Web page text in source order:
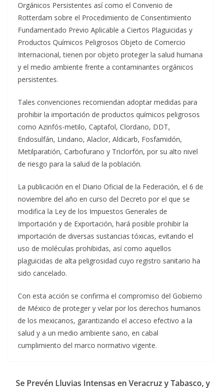
Orgánicos Persistentes así como el Convenio de
Rotterdam sobre el Procedimiento de Consentimiento
Fundamentado Previo Aplicable a Ciertos Plaguicidas y
Productos Químicos Peligrosos Objeto de Comercio
Internacional, tienen por objeto proteger la salud humana
y el medio ambiente frente a contaminantes orgánicos
persistentes.
Tales convenciones recomiendan adoptar medidas para
prohibir la importación de productos químicos peligrosos
como Azinfós-metilo, Captafol, Clordano, DDT,
Endosulfán, Lindano, Alaclor, Aldicarb, Fosfamidón,
Metilparatión, Carbofurano y Triclorfón, por su alto nivel
de riesgo para la salud de la población.
La publicación en el Diario Oficial de la Federación, el 6 de
noviembre del año en curso del Decreto por el que se
modifica la Ley de los Impuestos Generales de
Importación y de Exportación, hará posible prohibir la
importación de diversas sustancias tóxicas, evitando el
uso de moléculas prohibidas, así como aquellos
plaguicidas de alta peligrosidad cuyo registro sanitario ha
sido cancelado.
Con esta acción se confirma el compromiso del Gobierno
de México de proteger y velar por los derechos humanos
de los mexicanos, garantizando el acceso efectivo a la
salud y a un medio ambiente sano, en cabal
cumplimiento del marco normativo vigente.
Se Prevén Lluvias Intensas en Veracruz y Tabasco, y